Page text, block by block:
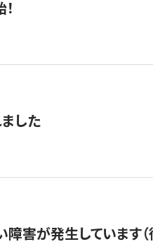
した
障害が発生しています（